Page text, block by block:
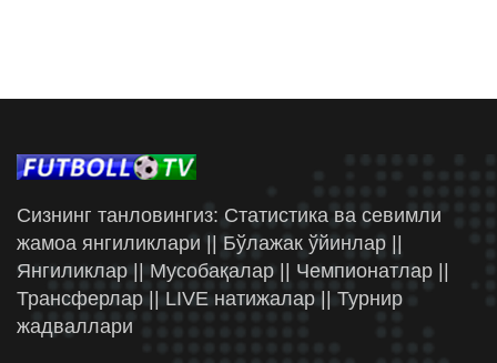
Сизнинг танловингиз: Статистика ва севимли
жамоа янгиликлари || Бўлажак ўйинлар ||
Янгиликлар || Мусобақалар || Чемпионатлар ||
Трансферлар || LIVE натижалар || Турнир
жадваллари